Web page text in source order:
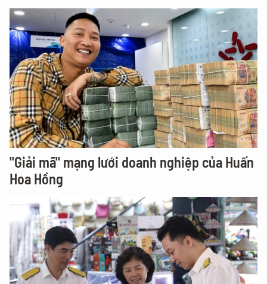
"Giải mã" mạng lưới doanh nghiệp của Huấn
Hoa Hồng